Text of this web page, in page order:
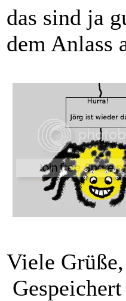
das sind ja
dem Anlass
Viele
Gespeichert